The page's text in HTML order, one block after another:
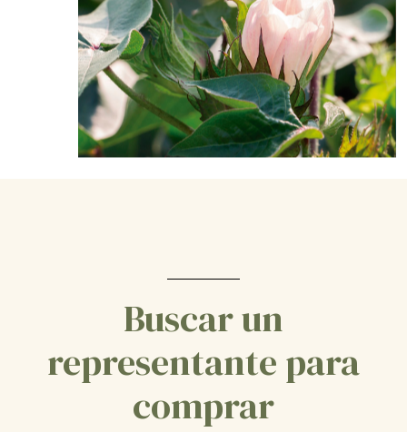
Buscar un
representante para
comprar